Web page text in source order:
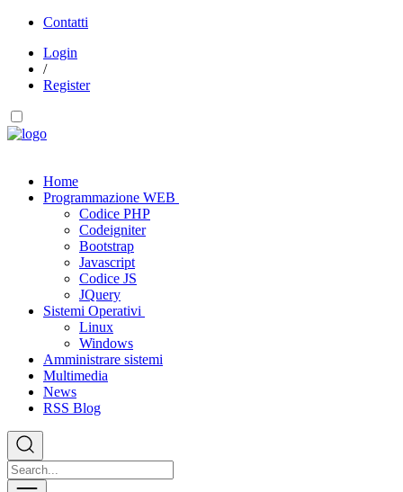
Contatti
Login
/
Register
Home
Programmazione WEB
Codice PHP
Codeigniter
Bootstrap
Javascript
Codice JS
JQuery
Sistemi Operativi
Linux
Windows
Amministrare sistemi
Multimedia
News
RSS Blog